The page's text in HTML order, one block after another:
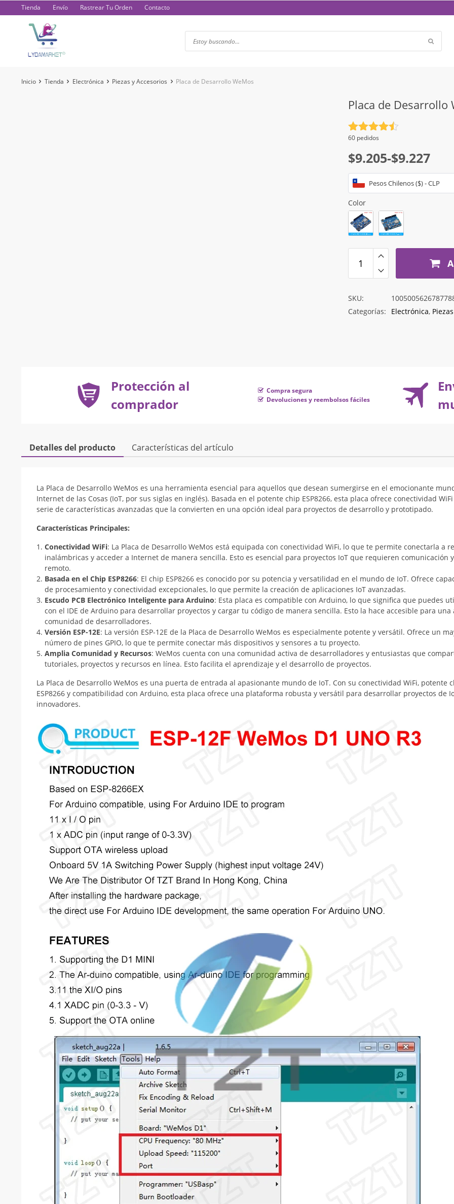
al
contenido
Tienda Envío Rastrear Tu Orden Contacto
Inicio Tienda Electrónica Piezas y Accesorios Placa de Desarrollo WeMos
Placa de Desarrollo
Valorado
con
de 5
60 pedidos
$9.205-$9.227
Rango
de
precios:
desde
$9.205
hasta
$9.227
Pesos Chilenos ($) - CLP
Color
SKU:
Categorías:
Electrónica,
Protección al
comprador
Compra segura
Devoluciones y reembolsos fáciles
Detalles del producto Características del artículo
La Placa de Desarrollo WeMos es una herramienta esencial para aquellos que desean sumergirse en el emocionante
Internet de las Cosas (IoT, por sus siglas en inglés). Basada en el potente chip ESP8266, esta placa ofrece conectividad
serie de características avanzadas que la convierten en una opción ideal para proyectos de desarrollo y prototipado.
Características Principales:
Conectividad WiFi: La Placa de Desarrollo WeMos está equipada con conectividad WiFi, lo que te permite conectarla a
inalámbricas y acceder a Internet de manera sencilla. Esto es esencial para proyectos IoT que requieren comunicación
remoto.
Basada en el Chip ESP8266: El chip ESP8266 es conocido por su potencia y versatilidad en el mundo de IoT. Ofrece
de procesamiento y conectividad excepcionales, lo que permite la creación de aplicaciones IoT avanzadas.
Escudo PCB Electrónico Inteligente para Arduino: Esta placa es compatible con Arduino, lo que significa que puedes
con el IDE de Arduino para desarrollar proyectos y cargar tu código de manera sencilla. Esto la hace accesible para una
comunidad de desarrolladores.
Versión ESP-12E: La versión ESP-12E de la Placa de Desarrollo WeMos es especialmente potente y versátil. Ofrece un
número de pines GPIO, lo que te permite conectar más dispositivos y sensores a tu proyecto.
Amplia Comunidad y Recursos: WeMos cuenta con una comunidad activa de desarrolladores y entusiastas que
tutoriales, proyectos y recursos en línea. Esto facilita el aprendizaje y el desarrollo de proyectos.
La Placa de Desarrollo WeMos es una puerta de entrada al apasionante mundo de IoT. Con su conectividad WiFi, potente
ESP8266 y compatibilidad con Arduino, esta placa ofrece una plataforma robusta y versátil para desarrollar proyectos de
innovadores.